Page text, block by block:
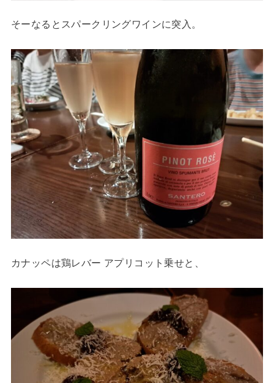
そーなるとスパークリングワインに突入。
カナッペは鶏レバー アプリコット乗せと、